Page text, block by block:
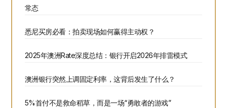
常态
悉尼买房必看：拍卖现场如何赢得主动权？
2025年澳洲Rate深度总结：银行开启2026年排雷模式
澳洲银行突然上调固定利率，这背后发生了什么？
5%首付不是救命稻草，而是一场“勇敢者的游戏”